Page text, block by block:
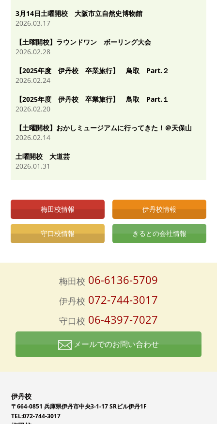
3月14日土曜開校 大阪市立自然史博物館
2026.03.17
【土曜開校】ラウンドワン ボーリング大会
2026.02.28
【2025年度 伊丹校 卒業旅行】 鳥取 Part.２
2026.02.24
【2025年度 伊丹校 卒業旅行】 鳥取 Part.１
2026.02.20
【土曜開校】おかしミュージアムに行ってきた！＠天保山
2026.02.14
土曜開校 大道芸
2026.01.31
梅田校情報 伊丹校情報
守口校情報 きるとの会社情報
梅田校 06-6136-5709
伊丹校 072-744-3017
守口校 06-4397-7027
メールでのお問い合わせ
伊丹校
〒664-0851 兵庫県伊丹市中央3-1-17 SRビル伊丹1F
TEL:072-744-3017